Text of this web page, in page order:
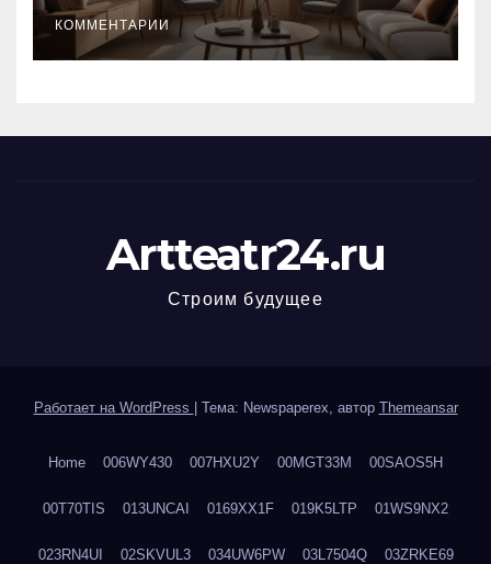
КОММЕНТАРИИ
Artteatr24.ru
Строим будущее
Работает на WordPress Тема: Newspaperex, автор Themeansar
Home 006WY430 007HXU2Y 00MGT33M 00SAOS5H
00T70TIS 013UNCAI 0169XX1F 019K5LTP 01WS9NX2
023RN4UI 02SKVUL3 034UW6PW 03L7504Q 03ZRKE69